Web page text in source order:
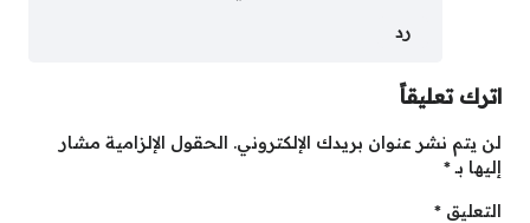
رد
اترك تعليقاً
لن يتم نشر عنوان بريدك الإلكتروني. الحقول الإلزامية مشار
إليها بـ*
التعليق *